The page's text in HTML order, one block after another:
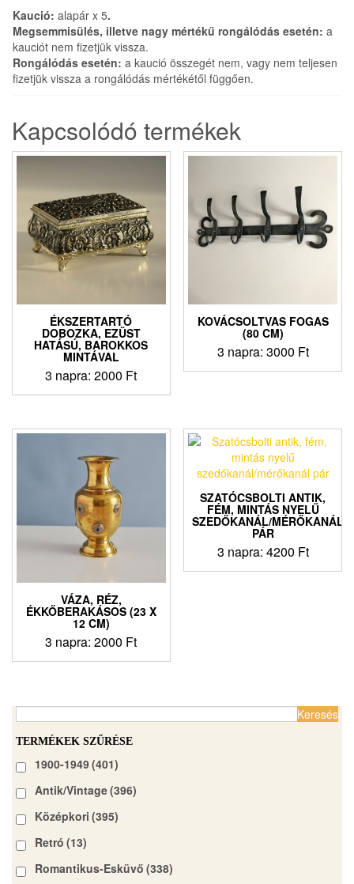
Kaució: alapár x 5.
Megsemmisülés, illetve nagy mértékű rongálódás esetén: a
kauciót nem fizetjük vissza.
Rongálódás esetén: a kaució összegét nem, vagy nem teljesen
fizetjük vissza a rongálódás mértékétől függően.
Kapcsolódó termékek
ÉKSZERTARTÓ
DOBOZKA, EZÜST
HATÁSÚ, BAROKKOS
MINTÁVAL
3 napra:2000 Ft
KOVÁCSOLTVAS FOGAS
(80 CM)
3 napra: 3000 Ft
VÁZA, RÉZ,
ÉKKŐBERAKÁSOS (23 X
12 CM)
3 napra:2000 Ft
SZATÓCSBOLTI ANTIK,
FÉM, MINTÁS NYELŰ
SZEDŐKANÁL/MÉRŐKANÁL
PÁR
3 napra: 4200 Ft
TERMÉKEK SZŰRÉSE
1900-1949(401)
Antik/Vintage(396)
Középkori (395)
Retró (13)
Romantikus-Esküvő (338)